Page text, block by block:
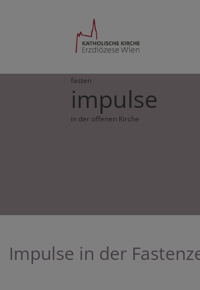
fasten
impulse
in der offenen Kirche
Impulse in der